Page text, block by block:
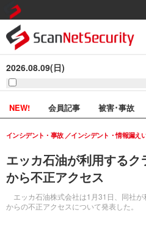
2026.08.09(日)
NEW! 会員記事 被害･事故
エッカ石油が利用する
から不正アクセス
エッカ石油株式会社は1月31日、同社
からの不正アクセスについて発表した。
インシデント・事故 インシデント・情報漏え